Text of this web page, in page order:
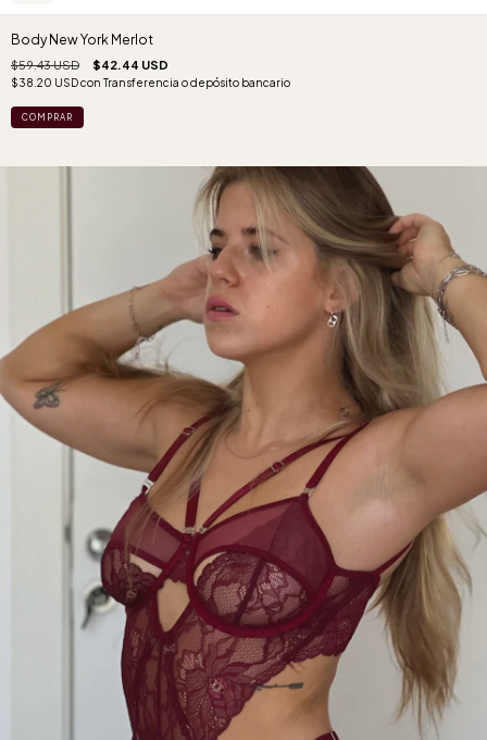
Body New York Merlot
$59.43 USD $42.44 USD
$38.20 USDcon Transferencia o depósito bancario
COMPRAR